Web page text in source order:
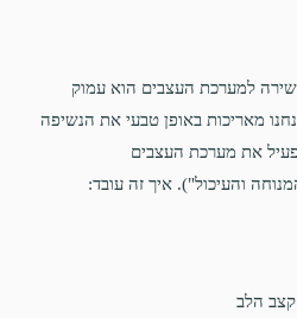
למערכת העצבים הוא עמוק
מאריכות באופן טבעי את הנשיפה
את מערכת העצבים
והעיכול"). איך זה עובד:
הלב